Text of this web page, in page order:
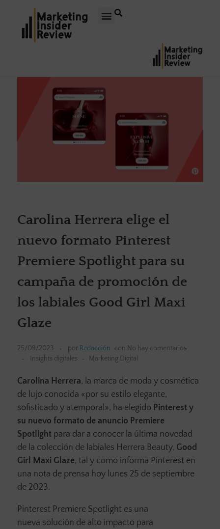
Carolina Herrera elige el
nuevo formato Pinterest
Premiere Spotlight para su
campaña de promoción de
los labiales Good Girl Maxi
Glaze
25/09/2023 por Redacción con No hay comentarios
Insights digitales
Marketing Digital
Carolina Herrera, la marca de moda y cosmética
de lujo conocida «por su estilo elegante,
sofisticado y atemporal», ha elegido Pinterest y
su nuevo formato de anuncio Premiere
Spotlight para dar a conocer la última novedad
de la colección de labiales Herrera Beauty, Good
Girl Maxi Glaze, tal y como informa Pinterest en
una nota de prensa hoy lunes 25 de septiembre
de 2023.
Pinterest Premiere Spotlight es una
nueva solución de alto impacto para